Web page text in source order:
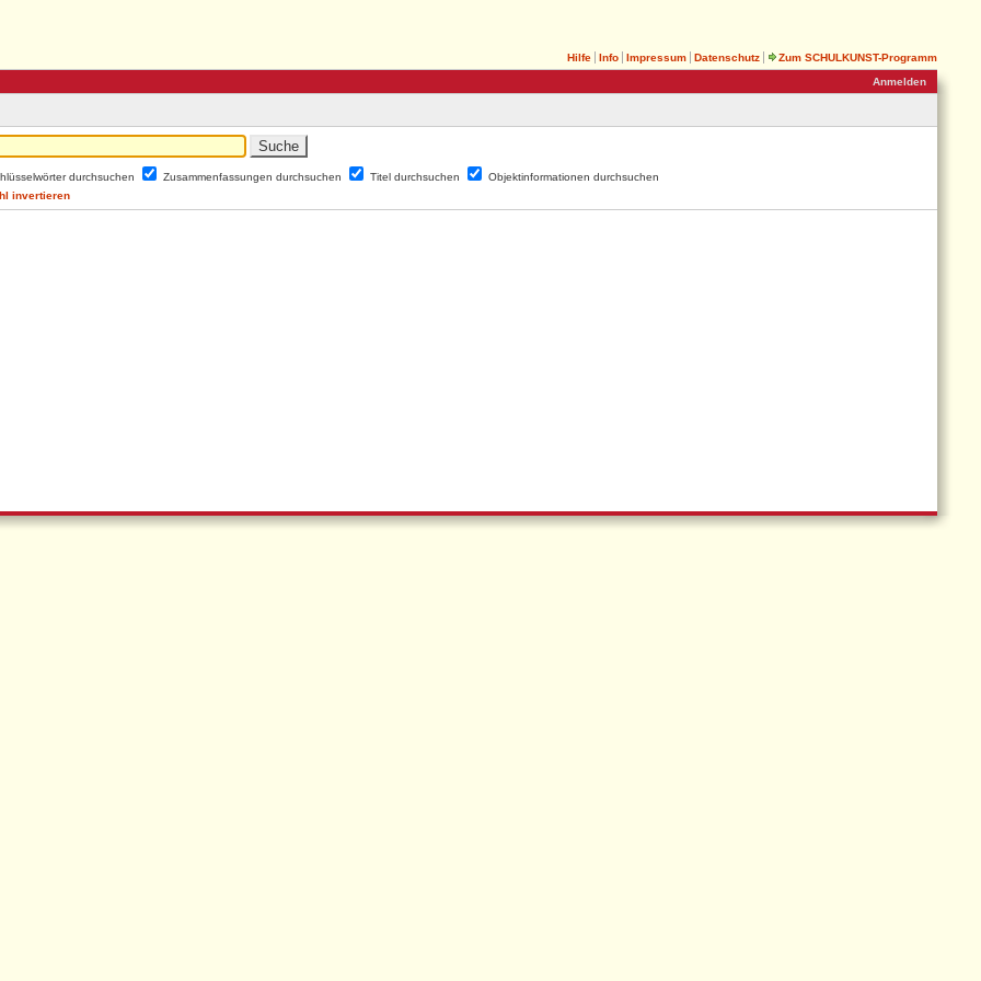
Hilfe Info Impressum Datenschutz
Zum SCHULKUNST-Programm
Anmelden
durchsuchen Zusammenfassungen durchsuchen Titel durchsuchen
Objektinformationen durchsuchen
invertieren